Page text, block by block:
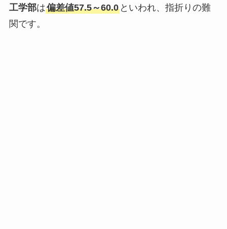
工学部は偏差値57.5～60.0といわれ、指折りの難
関です。